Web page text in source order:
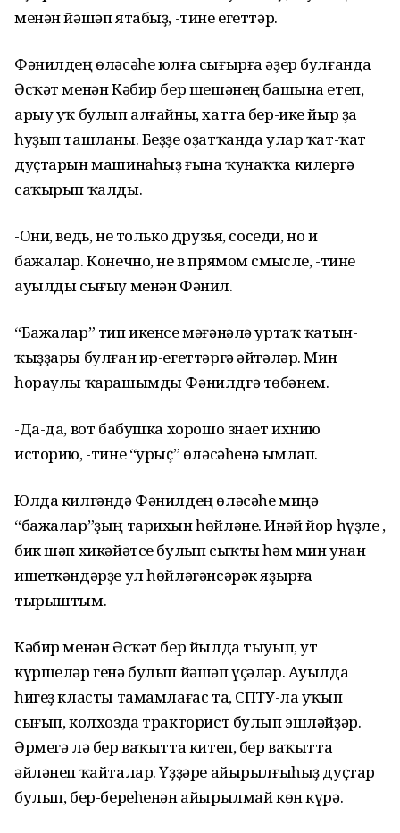
менән йәшәп ятабыҙ, -тине егеттәр.
Фәнилдең өләсәһе юлға сығырға әҙер булғанда
Әсҡәт менән Кәбир бер шешәнең башына етеп,
арыу уҡ булып алғайны, хатта бер-ике йыр ҙа
һуҙып ташланы. Беҙҙе оҙатҡанда улар ҡат-ҡат
дуҫтарын машинаһыҙ ғына ҡунаҡҡа килергә
саҡырып ҡалды.
-Они, ведь, не только друзья, соседи, но и
бажалар. Конечно, не в прямом смысле, -тине
ауылды сығыу менән Фәнил.
“Бажалар” тип икенсе мәғәнәлә уртаҡ ҡатын-
ҡыҙҙары булған ир-егеттәргә әйтәләр. Мин
һораулы ҡарашымды Фәнилдгә төбәнем.
-Да-да, вот бабушка хорошо знает ихнию
историю, -тине “урыҫ” өләсәһенә ымлап.
Юлда килгәндә Фәнилдең өләсәһе миңә
“бажалар”ҙың тарихын һөйләне. Инәй йор һүҙле ,
бик шәп хикәйәтсе булып сыҡты һәм мин унан
ишеткәндәрҙе ул һөйләгәнсәрәк яҙырға
тырыштым.
Кәбир менән Әсҡәт бер йылда тыуып, ут
күршеләр генә булып йәшәп үҫәләр. Ауылда
һигеҙ класты тамамлағас та, СПТУ-ла уҡып
сығып, колхозда тракторист булып эшләйҙәр.
Әрмегә лә бер ваҡытта китеп, бер ваҡытта
әйләнеп ҡайталар. Үҙҙәре айырылғыһыҙ дуҫтар
булып, бер-береһенән айырылмай көн күрә.